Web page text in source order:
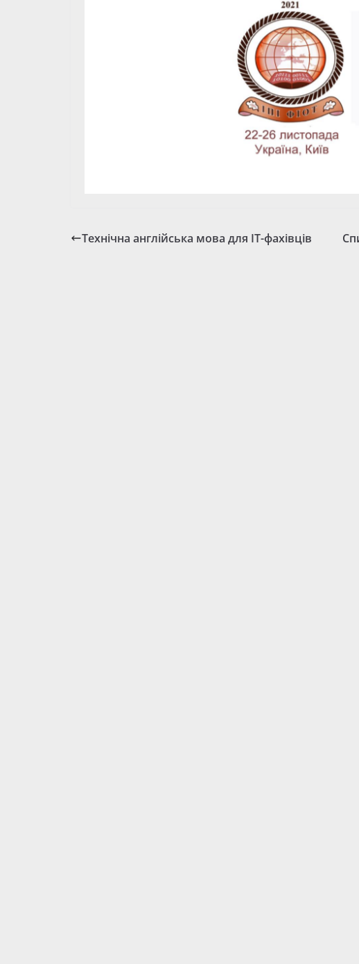
Технічна англійська мова для IT-фахівців